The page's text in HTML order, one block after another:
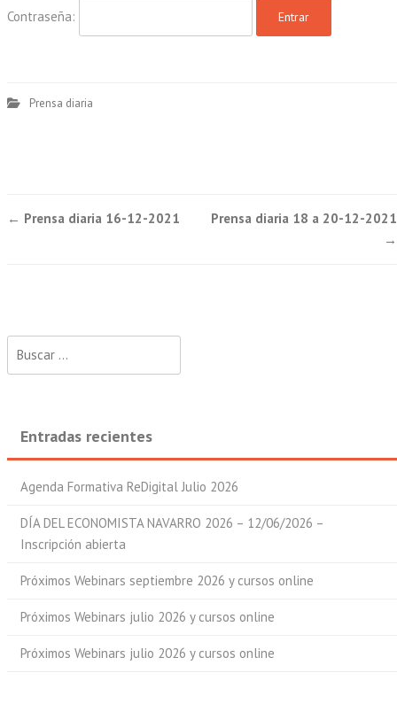
Contraseña:
Prensa diaria
Post
← Prensa diaria 16-12-2021
Prensa diaria 18 a 20-12-2021
→
Entradas recientes
Agenda Formativa ReDigital Julio 2026
DÍA DEL ECONOMISTA NAVARRO 2026 – 12/06/2026 –
Inscripción abierta
Próximos Webinars septiembre 2026 y cursos online
Próximos Webinars julio 2026 y cursos online
Próximos Webinars julio 2026 y cursos online